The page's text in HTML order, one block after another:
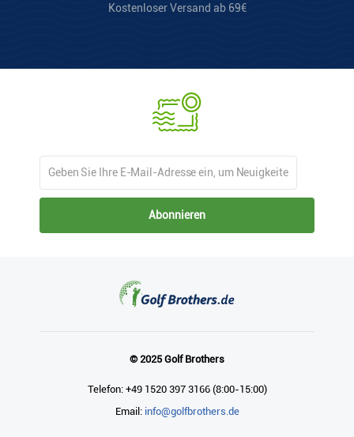
Kostenloser Versand ab 69€
Abonnieren
© 2025 Golf Brothers
Telefon: +49 1520 397 3166 (8:00-15:00)
Email: info@golfbrothers.de